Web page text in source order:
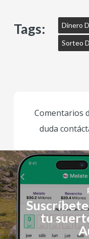
Tags: Dinero
Sorteo
Comentarios
duda
tu